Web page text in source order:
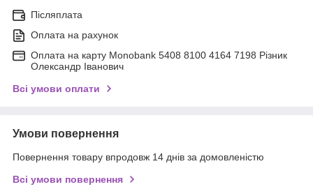
Післяплата
Оплата на рахунок
Оплата на карту Monobank 5408 8100 4164 7198 Різник
Олександр Іванович
Всі умови оплати
Умови повернення
Повернення товару впродовж 14 днів за домовленістю
Всі умови повернення